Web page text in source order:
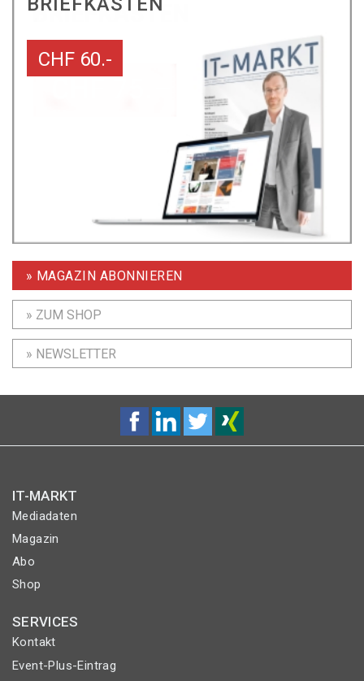
CHF 60.-
» MAGAZIN ABONNIEREN
» ZUM SHOP
» NEWSLETTER
IT-MARKT
Mediadaten
Magazin
Abo
Shop
SERVICES
Kontakt
Event-Plus-Eintrag